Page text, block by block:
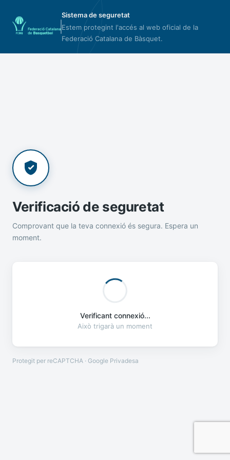
Sistema de seguretat
Estem protegint l'accés al web oficial de la
Federació Catalana de Bàsquet.
Verificació de seguretat
Comprovant que la teva connexió és segura. Espera un
moment.
Verificant connexió...
Això trigarà un moment
Protegit per reCAPTCHA · Google Privadesa